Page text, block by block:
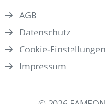
AGB
Datenschutz
Cookie-Einstellungen
Impressum